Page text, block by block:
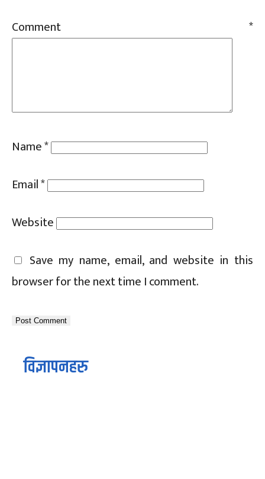
Comment *
Name*
Email*
Website
Save my name, email, and website in this
browser for the next time I comment.
विज्ञापनहरु